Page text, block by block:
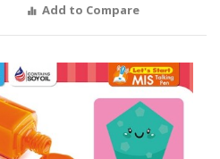
Add to Compare